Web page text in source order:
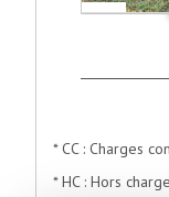
* CC : Charges
* HC : Hors